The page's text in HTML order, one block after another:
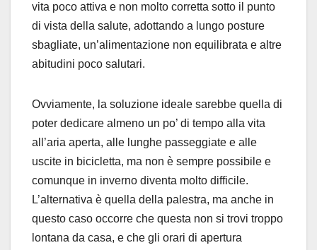
vita poco attiva e non molto corretta sotto il punto
di vista della salute, adottando a lungo posture
sbagliate, un’alimentazione non equilibrata e altre
abitudini poco salutari.
Ovviamente, la soluzione ideale sarebbe quella di
poter dedicare almeno un po’ di tempo alla vita
all’aria aperta, alle lunghe passeggiate e alle
uscite in bicicletta, ma non è sempre possibile e
comunque in inverno diventa molto difficile.
L’alternativa è quella della palestra, ma anche in
questo caso occorre che questa non si trovi troppo
lontana da casa, e che gli orari di apertura